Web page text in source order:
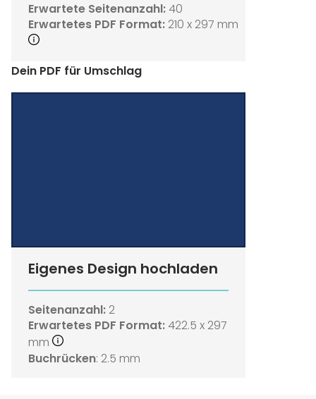
Erwartete Seitenanzahl: 40
Erwartetes PDF Format: 210 x 297 mm
Dein PDF für Umschlag
Eigenes Design hochladen
Seitenanzahl: 2
Erwartetes PDF Format: 422.5 x 297
mm
Buchrücken: 2.5 mm